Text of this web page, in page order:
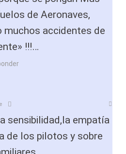
de Aeronaves,
muchos accidentes de
!!!…
sensibilidad,la empatía
de los pilotos y sobre